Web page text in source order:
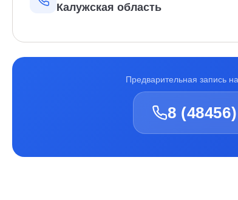
Калужская область
Предварительная запись
8